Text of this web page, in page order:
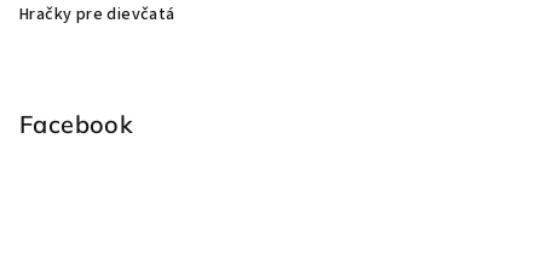
Hračky pre dievčatá
Facebook